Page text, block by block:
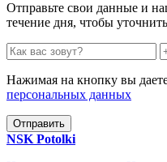
Отправьте свои данные и
течение дня, чтобы
Нажимая на кнопку вы
персональных данных
Отправить
NSK Potolki